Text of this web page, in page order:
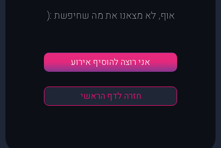
אוף, לא מצאנו את מה שחיפשת :(
אני רוצה להוסיף אירוע
חזרה לדף הראשי